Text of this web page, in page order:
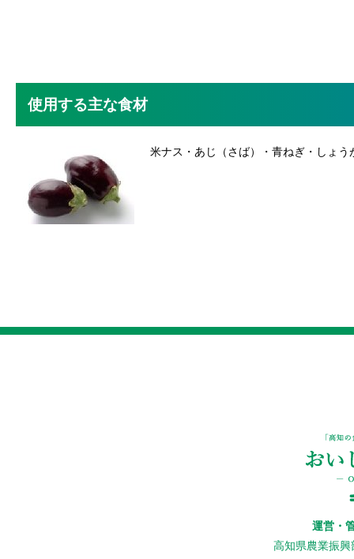
使用する主な食材
米ナス・あじ（さば）・青ねぎ・しょう
運営・
高知県農業振